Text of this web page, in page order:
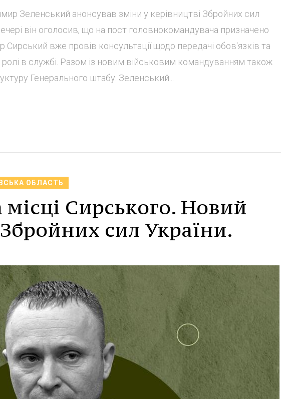
Зеленський анонсував зміни у керівництві Збройних сил
він оголосив, що на пост головнокомандувача призначено
вже провів консультації щодо передачі обов'язків та
в службі. Разом із новим військовим командуванням також
Генерального штабу. Зеленський...
ОБЛАСТЬ
Сирського. Новий
сил України.